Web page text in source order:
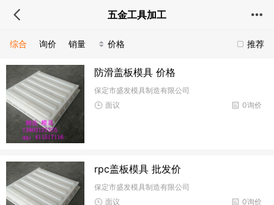
五金工具加工
推荐
综合 询价 销量 价格
防滑盖板模具 价格
保定市盛发模具制造有限公司
0询价
面议
rpc盖板模具 批发价
保定市盛发模具制造有限公司
0询价
面议